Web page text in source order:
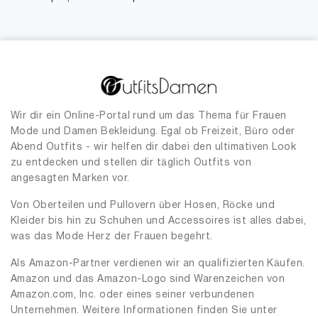
Wir dir ein Online-Portal rund um das Thema für Frauen
Mode und Damen Bekleidung. Egal ob Freizeit, Büro oder
Abend Outfits - wir helfen dir dabei den ultimativen Look
zu entdecken und stellen dir täglich Outfits von
angesagten Marken vor.
Von Oberteilen und Pullovern über Hosen, Röcke und
Kleider bis hin zu Schuhen und Accessoires ist alles dabei,
was das Mode Herz der Frauen begehrt.
Als Amazon-Partner verdienen wir an qualifizierten Käufen.
Amazon und das Amazon-Logo sind Warenzeichen von
Amazon.com, Inc. oder eines seiner verbundenen
Unternehmen. Weitere Informationen finden Sie unter